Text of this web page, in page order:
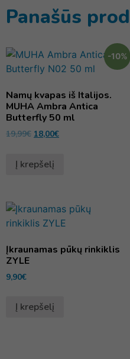
Panašūs
-10%
Namų kvapas iš Italijos.
MUHA Ambra Antica
Butterfly 50 ml
19,99€ 18,00€
Į krepšelį
Įkraunamas pūkų rinkiklis
ZYLE
9,90€
Į krepšelį